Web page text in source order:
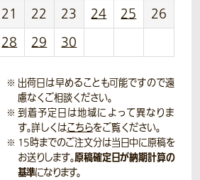
21 22 23 24 25
26
28 29 30
出荷日は早めることも可能ですので遠
慮なくご相談ください。
到着予定日は地域によって異なりま
す。詳しくはこちらをご覧ください。
15時までのご注文分は当日中に原稿を
お送りします。原稿確定日が納期計算の
基準になります。